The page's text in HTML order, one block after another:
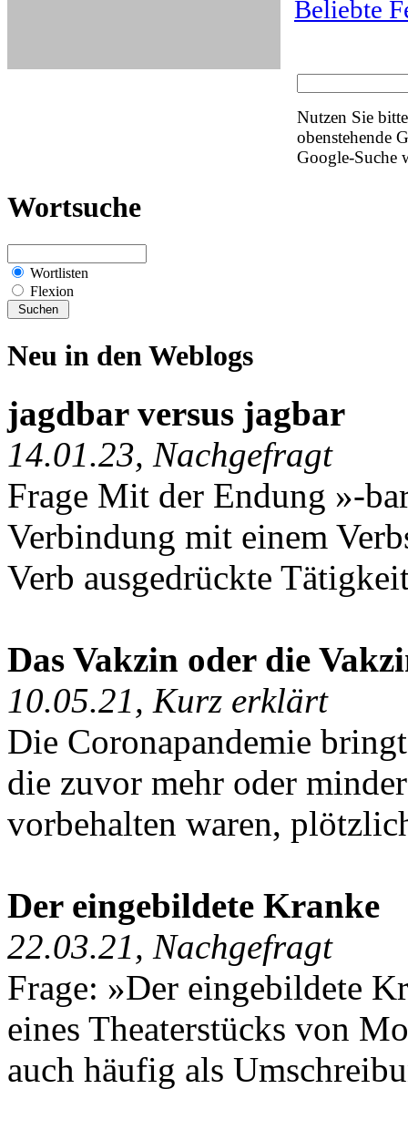
Beliebte
Nutzen Sie
obenstehende
Google-Suche
Wortsuche
Wortlisten
Flexion
Neu in den Weblogs
jagdbar versus jagbar
14.01.23, Nachgefragt
Frage Mit der Endung »-
Verbindung mit einem
Verb ausgedrückte
Das Vakzin oder die
10.05.21, Kurz erklärt
Die Coronapandemie
die zuvor mehr oder
vorbehalten waren,
Der eingebildete Kranke
22.03.21, Nachgefragt
Frage: »Der eingebildete
eines Theaterstücks von
auch häufig als